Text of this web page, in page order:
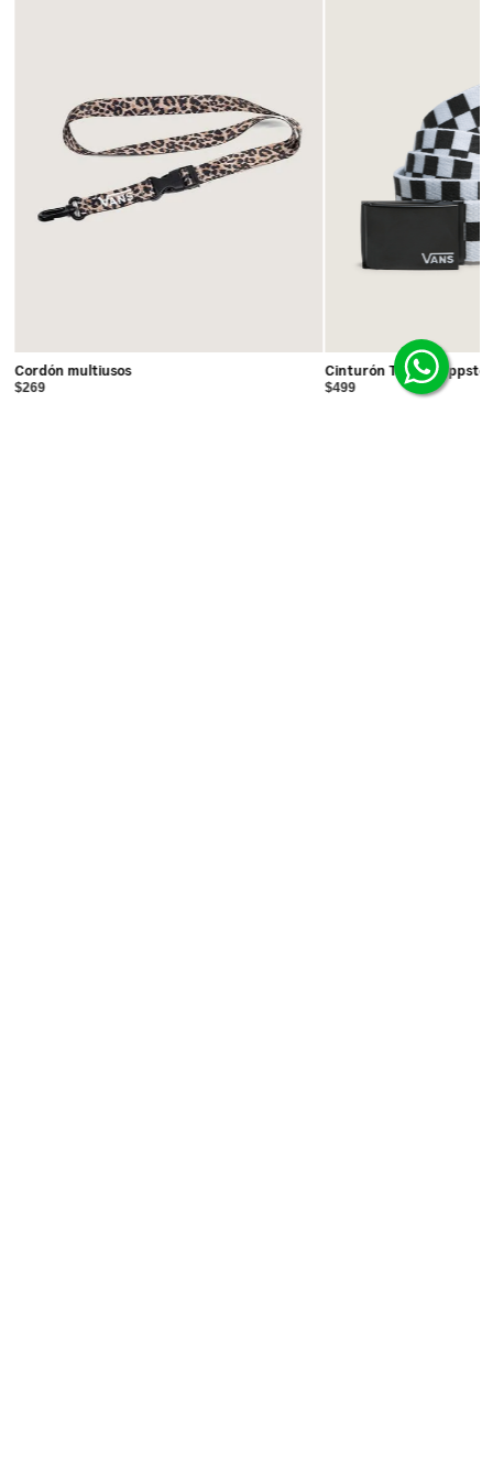
Cordón multiusos
$269
Cinturón Tejido Deppster
$499